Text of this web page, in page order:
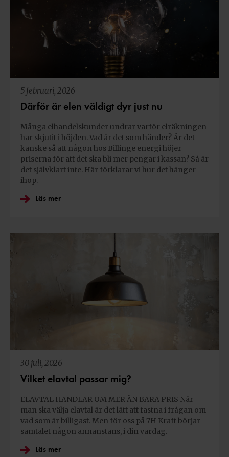
5 februari, 2026
Därför är elen väldigt dyr just nu
Många elhandelskunder undrar varför elräkningen
har skjutit i höjden. Vad är det som händer? Är det
kanske så att någon hos Billinge energi höjer
priserna för att det ska bli mer pengar i kassan? Så är
det självklart inte. Här förklarar vi hur det hänger
ihop.
Läs mer
30 juli, 2026
Vilket elavtal passar mig?
ELAVTAL HANDLAR OM MER ÄN BARA PRIS När
man ska välja elavtal är det lätt att fastna i frågan om
vad som är billigast. Men för oss på 7H Kraft börjar
samtalet någon annanstans, i din vardag.
Läs mer